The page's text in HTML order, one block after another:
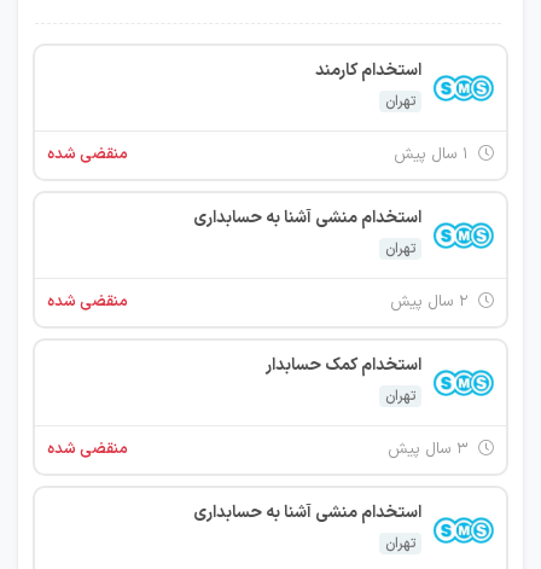
استخدام کارمند
تهران
منقضی شده
استخدام منشی آشنا به حسابداری
تهران
منقضی شده
استخدام کمک حسابدار
تهران
منقضی شده
استخدام منشی آشنا به حسابداری
تهران